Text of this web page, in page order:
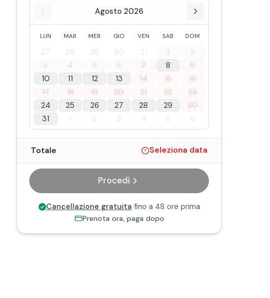
Agosto 2026
LUN MAR MER GIO VEN SAB DOM
27 28 29 30 31 1
2
3
4 5 6 7 8
9
10
11 12 13 14 15
16
17
18 19 20 21 22
23
24
25 26 27 28 29
30
31
1 2 3 4 5 6
Totale Seleziona data
Procedi
Cancellazione gratuita fino a 48 ore prima
Prenota ora, paga dopo